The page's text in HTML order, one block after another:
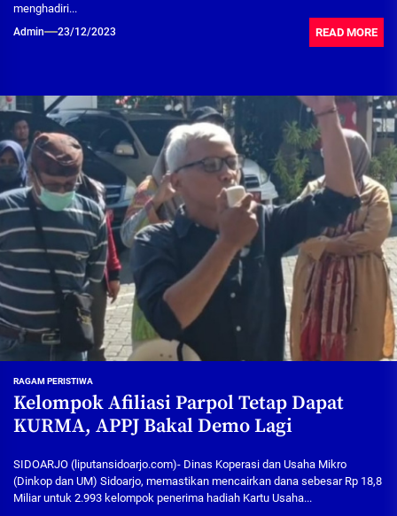
menghadiri...
Admin 23/12/2023 READ MORE
RAGAM PERISTIWA
Kelompok Afiliasi Parpol Tetap Dapat
KURMA, APPJ Bakal Demo Lagi
SIDOARJO (liputansidoarjo.com)- Dinas Koperasi dan Usaha Mikro
(Dinkop dan UM) Sidoarjo, memastikan mencairkan dana sebesar Rp 18,8
Miliar untuk 2.993 kelompok penerima hadiah Kartu Usaha...